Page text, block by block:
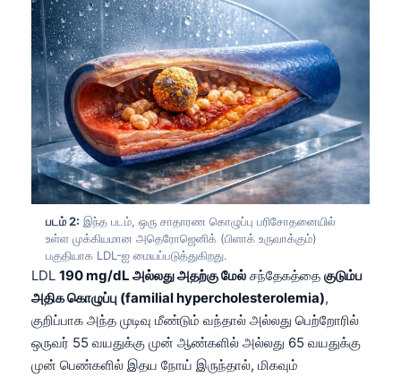
படம் 2: இந்த படம், ஒரு சாதாரண கொழுப்பு பரிசோதனையில்
உள்ள முக்கியமான அதெரோஜெனிக் (பிளாக் உருவாக்கும்)
பகுதியாக LDL-ஐ மையப்படுத்துகிறது.
LDL 190 mg/dL அல்லது அதற்கு மேல் சந்தேகத்தை குடும்ப
அதிக கொழுப்பு (familial hypercholesterolemia),
குறிப்பாக அந்த முடிவு மீண்டும் வந்தால் அல்லது பெற்றோரில்
ஒருவர் 55 வயதுக்கு முன் ஆண்களில் அல்லது 65 வயதுக்கு
முன் பெண்களில் இதய நோய் இருந்தால், மிகவும்